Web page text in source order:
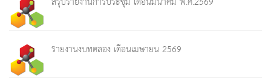
รายงานงบทดลอง เดือนเมษายน 2569